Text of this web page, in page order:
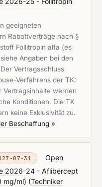
geeigneten
Rabattverträge nach §
Follitropin alfa (es
Angaben bei den
Vertragsschluss
Verfahrens der TK:
Vertragsinhalte werden
Konditionen. Die TK
keine Exklusivität zu.
Beschaffung »
07-31
Open
2026-24 - Aflibercept
mg/ml) (Techniker